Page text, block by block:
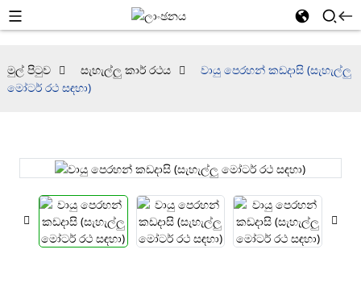
මුල් පිටුව සැහැල්ලු කාර් රථය
වායු පෙරහන් කඩදාසි (සැහැල්ලු
මෝටර් රථ සඳහා)